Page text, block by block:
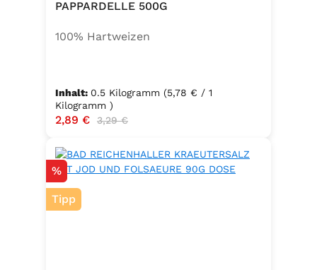
PAPPARDELLE 500G
100% Hartweizen
Inhalt: 0.5 Kilogramm (5,78 € / 1
Kilogramm )
Verkaufspreis:
2,89 € Regulärer Preis:
3,29 €
Rabatt
%
Tipp